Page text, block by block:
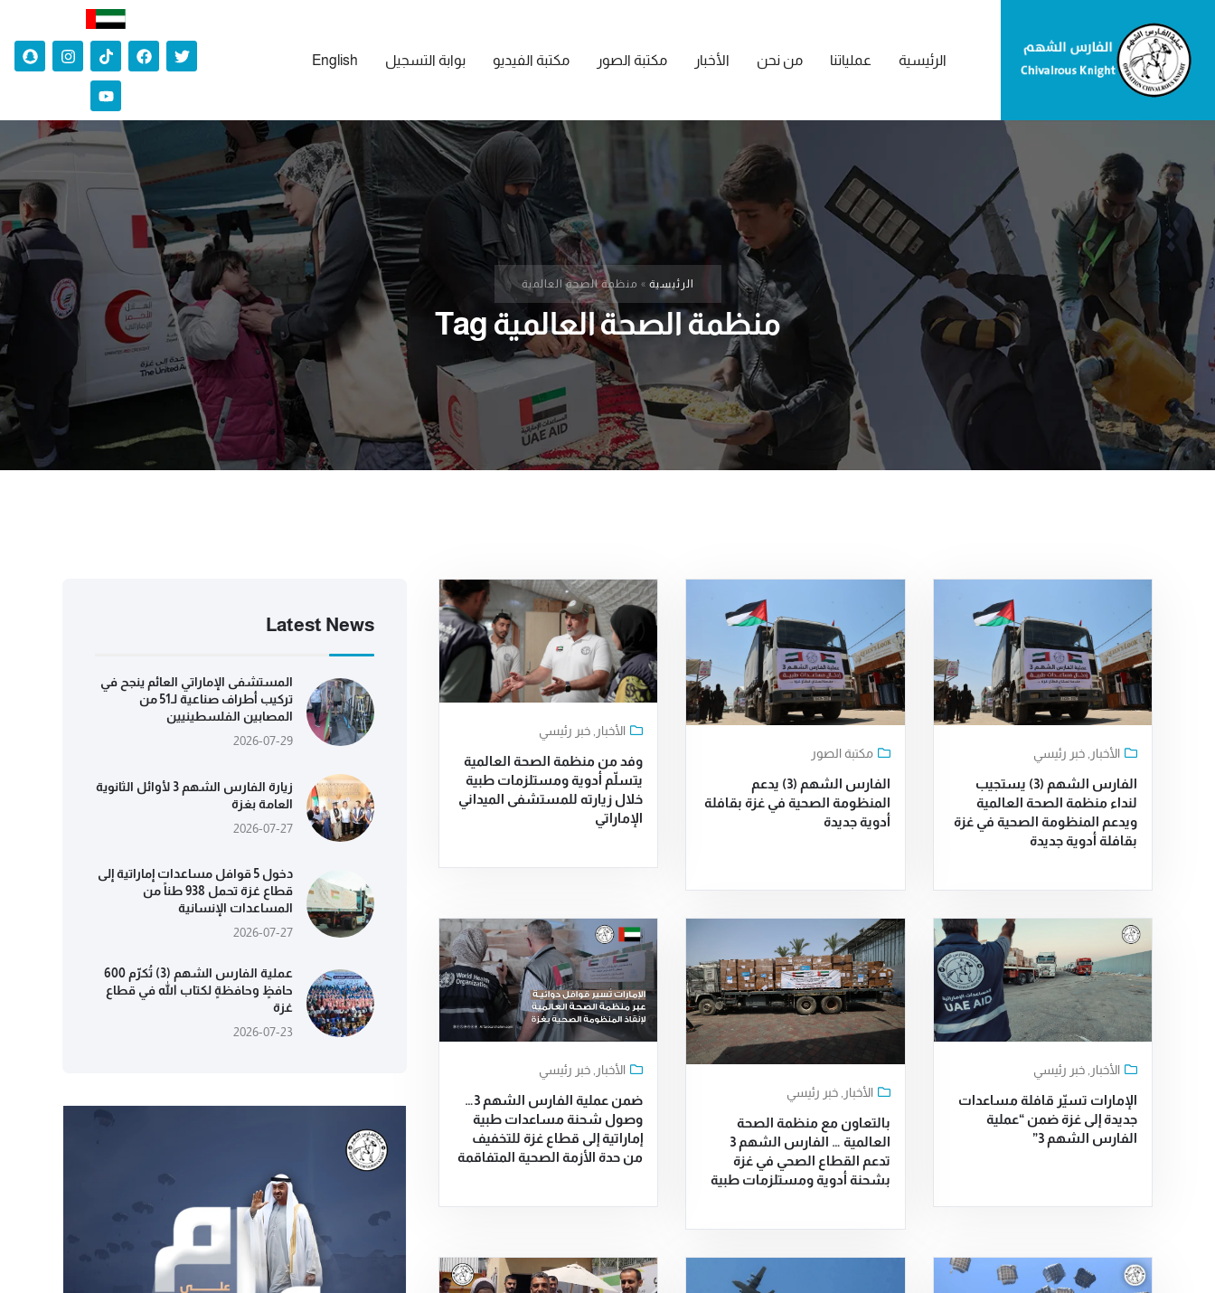
الرئيسية عملياتنا من نحن الأخبار مكتبة الصور مكتبة الفيديو بوابة التسجيل English
الرئيسية » منظمة الصحة العالمية
منظمة الصحة العالمية Tag
الأخبار خبر رئيسي
الفارس الشهم (3) يستجيب
لنداء منظمة الصحة العالمية
ويدعم المنظومة الصحية في غزة
بقافلة أدوية جديدة
مكتبة الصور
الفارس الشهم (3) يدعم
المنظومة الصحية في غزة بقافلة
أدوية جديدة
الأخبار خبر رئيسي
وفد من منظمة الصحة العالمية
يتسلّم أدوية ومستلزمات طبية
خلال زيارته للمستشفى الميداني
الإماراتي
الأخبار خبر رئيسي
الإمارات تسيّر قافلة مساعدات
جديدة إلى غزة ضمن “عملية
الفارس الشهم 3”
الأخبار ,خبر رئيسي
بالتعاون مع منظمة الصحة
العالمية … الفارس الشهم 3
تدعم القطاع الصحي في غزة
بشحنة أدوية ومستلزمات طبية
الأخبار خبر رئيسي
ضمن عملية الفارس الشهم 3…
وصول شحنة مساعدات طبية
إماراتية إلى قطاع غزة للتخفيف
من حدة الأزمة الصحية المتفاقمة
Latest News
المستشفى الإماراتي العائم ينجح في
تركيب أطراف صناعية لـ51 من
المصابين الفلسطينيين
2026-07-29
زيارة الفارس الشهم 3 لأوائل الثانوية
العامة بغزة
2026-07-27
دخول 5 قوافل مساعدات إماراتية إلى
قطاع غزة تحمل 938 طناً من
المساعدات الإنسانية
2026-07-27
عملية الفارس الشهم (3) تُكرّم 600
حافظٍ وحافظةٍ لكتاب الله في قطاع
غزة
2026-07-23